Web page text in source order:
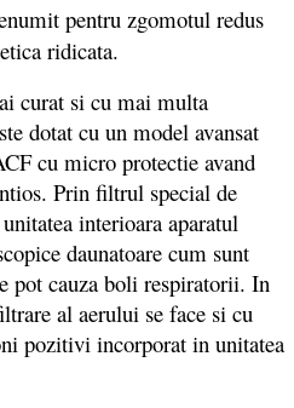
pentru zgomotul redus
ridicata.
curat si cu mai multa
dotat cu un model avansat
cu micro protectie avand
Prin filtrul special de
interioara aparatul
daunatoare cum sunt
pot cauza boli respiratorii. In
al aerului se face si cu
pozitivi incorporat in unitatea